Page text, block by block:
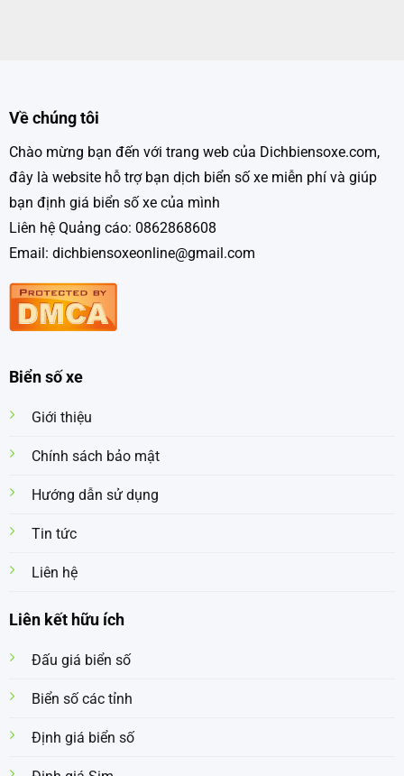
Về chúng tôi
Chào mừng bạn đến với trang web của Dichbiensoxe.com,
đây là website hỗ trợ bạn dịch biển số xe miễn phí và giúp
bạn định giá biển số xe của mình
Liên hệ Quảng cáo: 0862868608
Email: dichbiensoxeonline@gmail.com
Biển số xe
Giới thiệu
Chính sách bảo mật
Hướng dẫn sử dụng
Tin tức
Liên hệ
Liên kết hữu ích
Đấu giá biển số
Biển số các tỉnh
Định giá biển số